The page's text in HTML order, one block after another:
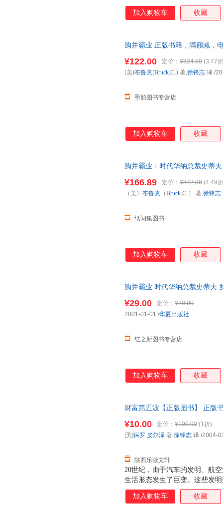
加入购物车 收藏
购并霸业 正版书籍，满额减，
¥122.00 定价： ¥324.00 (3.77
墨韵图书专营店
(美)布鲁克(Bruck,C.) 著,徐锋志 译 /
加入购物车 收藏
购并霸业：时代华纳总裁史蒂
¥166.89 定价： ¥372.00 (4.49
纸间集图书
（美） 布鲁克 （Bruck,C.） 著,徐锋志
加入购物车 收藏
购并霸业:时代华纳总裁史蒂夫.
¥29.00 定价： ¥29.00
红之新图书专营店
2001-01-01 /华夏出版社
加入购物车 收藏
财富第五波【正版图书】 正版
20世纪，由于汽车的发明、航
生活形态发生了巨变。这些发
投资人累积了富可敌国的财富
覆我们的生活，并在往后10年
¥10.00 定价： ¥100.00 (1折)
陕西乐读文轩
[美]保罗.皮尔泽 著,徐锋志 译 /2004-
加入购物车 收藏